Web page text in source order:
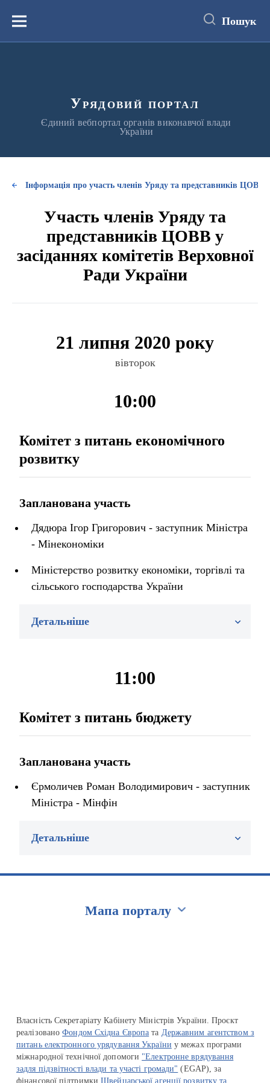
вмістуМеню Пошук
Урядовий портал
Єдиний вебпортал органів виконавчої влади
України
Інформація про участь членів Уряду та представників ЦОВВ
Участь членів Уряду та
представників ЦОВВ у
засіданнях комітетів Верховної
Ради України
21 липня 2020 року
вівторок
10:00
Комітет з питань економічного
розвитку
Запланована участь
Дядюра Ігор Григорович - заступник Міністра
- Мінекономіки
Міністерство розвитку економіки, торгівлі та
сільського господарства України
Детальніше
11:00
Комітет з питань бюджету
Запланована участь
Єрмоличев Роман Володимирович - заступник
Міністра - Мінфін
Детальніше
Мапа порталу
Власність Секретаріату Кабінету Міністрів України. Проєкт
реалізованоФондом Східна Європа та Державним агентством з
питань електронного урядування України у межах програми
міжнародної технічної допомоги "Електронне врядування
задля підзвітності влади та участі громади" (EGAP), за
фінансової підтримкиШвейцарської агенції розвитку та